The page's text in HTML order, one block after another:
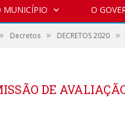
MUNICÍPIO O
» Decretos » DECRETOS 2020 »
DE